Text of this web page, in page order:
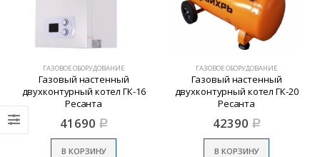
ГАЗОВОЕ ОБОРУДОВАНИЕ
Газовый настенный
двухконтурный котел ГК-16
Ресанта
41690 Р
В КОРЗИНУ
ГАЗОВОЕ ОБОРУДОВАНИЕ
Газовый настенный
двухконтурный котел ГК-20
Ресанта
42390 Р
В КОРЗИНУ